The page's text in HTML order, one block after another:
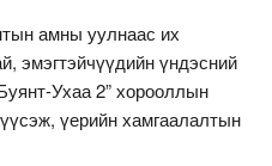
амны уулнаас их
эмэгтэйчүүдийн үндэсний
Ухаа 2” хорооллын
үерийн хамгаалалтын